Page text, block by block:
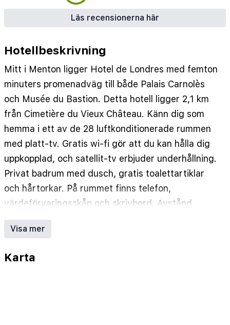
Läs recensionerna här
Hotellbeskrivning
Mitt i Menton ligger Hotel de Londres med femton
minuters promenadväg till både Palais Carnolès
och Musée du Bastion. Detta hotell ligger 2,1 km
från Cimetière du Vieux Château. Känn dig som
hemma i ett av de 28 luftkonditionerade rummen
med platt-tv. Gratis wi-fi gör att du kan hålla dig
uppkopplad, och satellit-tv erbjuder underhållning.
Privat badrum med dusch, gratis toalettartiklar
och hårtorkar. På rummet finns telefon,
värdeförvaringsskåp och skrivbord. Avstånd
avrundas till närmsta decimal.
Promenade du Soleil - 0,1 km
Lucien Barriere Casino - 0,3 km
Visa mer
Karta